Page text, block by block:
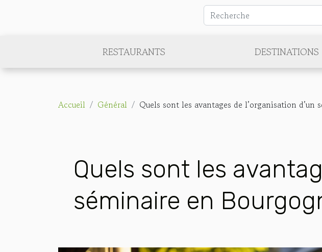
RESTAURANTS DESTINATIONS
Accueil Général Quels sont les avantages de l’organisation d’un
Quels sont les
séminaire en